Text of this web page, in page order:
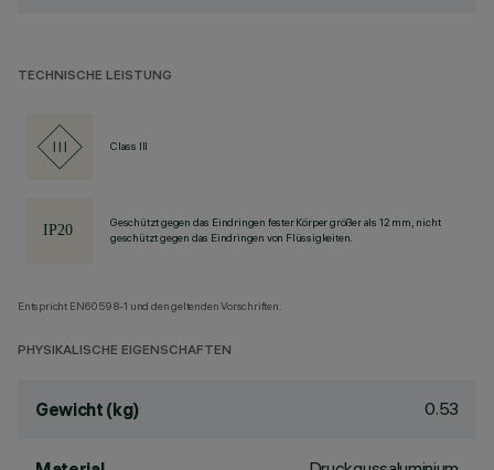
TECHNISCHE LEISTUNG
Class III
Geschützt gegen das Eindringen fester Körper größer als 12 mm, nicht
geschützt gegen das Eindringen von Flüssigkeiten.
Entspricht EN60598-1 und den geltenden Vorschriften.
PHYSIKALISCHE EIGENSCHAFTEN
Gewicht (kg) 0.53